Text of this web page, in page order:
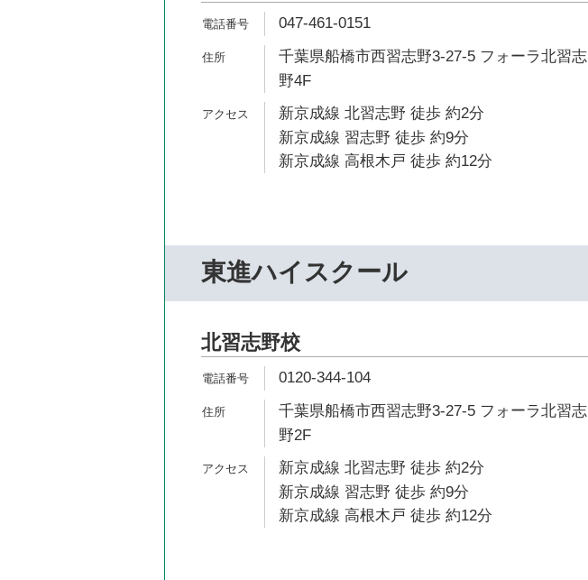
047-461-0151
千葉県船橋市西習志野3-27-5 フォーラ北習志
野4F
新京成線 北習志野 徒歩 約2分
新京成線 習志野 徒歩 約9分
新京成線 高根木戸 徒歩 約12分
東進ハイスクール
北習志野校
0120-344-104
千葉県船橋市西習志野3-27-5 フォーラ北習志
野2F
新京成線 北習志野 徒歩 約2分
新京成線 習志野 徒歩 約9分
新京成線 高根木戸 徒歩 約12分